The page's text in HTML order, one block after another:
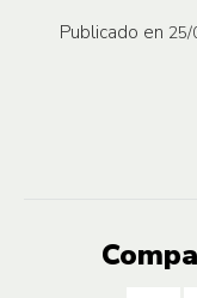
Publicado en 25/